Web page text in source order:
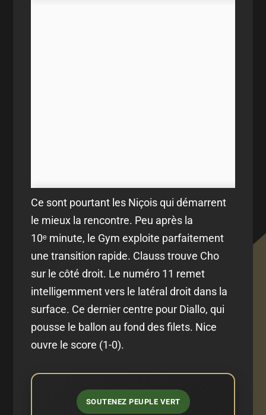
Ce sont pourtant les Niçois qui démarrent
le mieux la rencontre. Peu après la
10ᵉ minute, le Gym exploite parfaitement
une transition rapide. Clauss trouve Cho
sur le côté droit. Le numéro 11 remet
intelligemment vers le latéral droit dans la
surface. Ce dernier centre pour Diallo, qui
pousse le ballon au fond des filets. Nice
ouvre le score (1-0).
SOUTENEZ PEUPLE VERT